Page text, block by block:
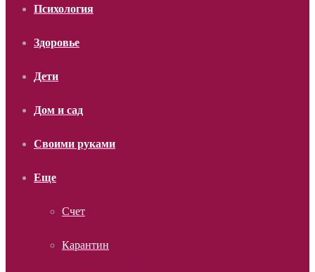
Психология
Здоровье
Дети
Дом и сад
Своими руками
Еще
Счет
Карантин